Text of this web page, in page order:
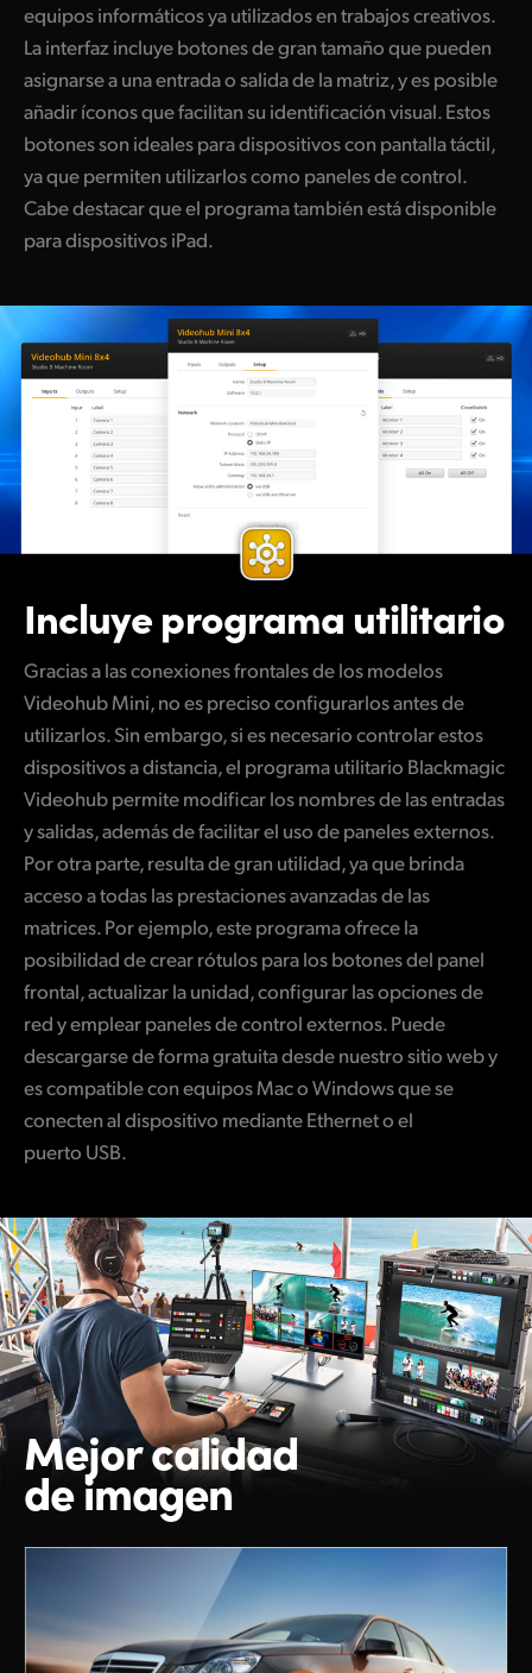
equipos informáticos ya utilizados en trabajos creativos.
La interfaz incluye botones de gran tamaño que pueden
asignarse a una entrada o salida de la matriz, y es posible
añadir íconos que facilitan su identificación visual. Estos
botones son ideales para dispositivos con pantalla táctil,
ya que permiten utilizarlos como paneles de control.
Cabe destacar que el programa también está disponible
para dispositivos iPad.
Incluye programa utilitario
Gracias a las conexiones frontales de los modelos
Videohub Mini, no es preciso configurarlos antes de
utilizarlos. Sin embargo, si es necesario controlar estos
dispositivos a distancia, el programa utilitario Blackmagic
Videohub permite modificar los nombres de las entradas
y salidas, además de facilitar el uso de paneles externos.
Por otra parte, resulta de gran utilidad, ya que brinda
acceso a todas las prestaciones avanzadas de las
matrices. Por ejemplo, este programa ofrece la
posibilidad de crear rótulos para los botones del panel
frontal, actualizar la unidad, configurar las opciones de
red y emplear paneles de control externos. Puede
descargarse de forma gratuita desde nuestro sitio web y
es compatible con equipos Mac o Windows que se
conecten al dispositivo mediante Ethernet o el
puerto USB.
Mejor calidad
de imagen